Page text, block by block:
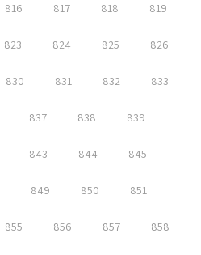
816 817 818 819
823 824 825 826
830 831 832 833
837 838 839
843 844 845
849 850 851
855 856 857 858